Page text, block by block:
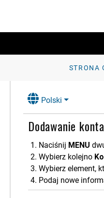
STRONA
Polski
Dodawanie
Naciśnij MENU
Wybierz kolejno
Wybierz element,
Podaj nowe